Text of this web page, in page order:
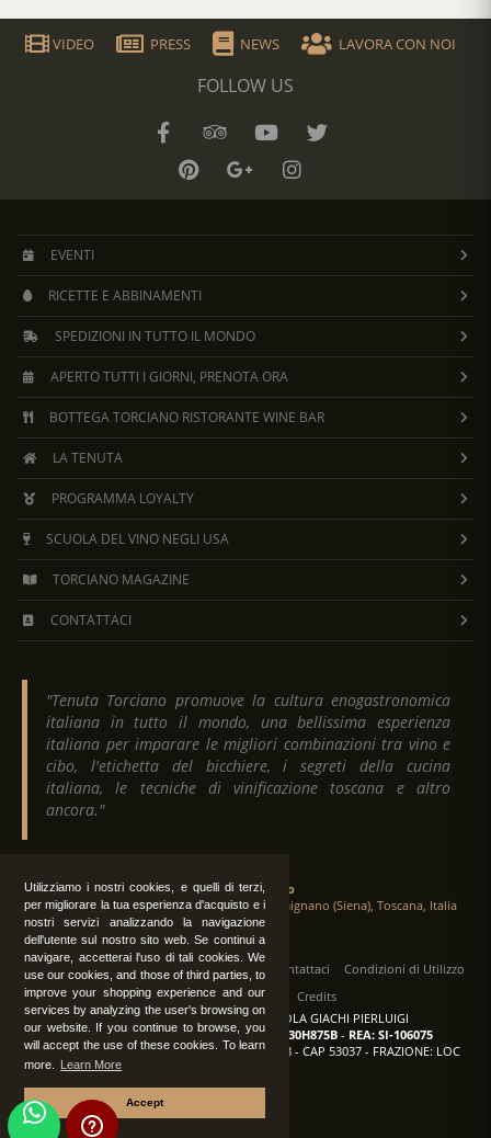
Utilizziamo i nostri cookies, e quelli di terzi,
per migliorare la tua esperienza d'acquisto e i
nostri servizi analizzando la navigazione
dell'utente sul nostro sito web. Se continui a
navigare, accetterai l'uso di tali cookies. We
use our cookies, and those of third parties, to
improve your shopping experience and our
services by analyzing the user's browsing on
our website. If you continue to browse, you
will accept the use of these cookies. To learn
more.
Learn More
Accept
VIDEO PRESS NEWS LAVORA CON NOI
FOLLOW US
EVENTI
RICETTE E ABBINAMENTI
SPEDIZIONI IN TUTTO IL MONDO
APERTO TUTTI I GIORNI, PRENOTA ORA
BOTTEGA TORCIANO RISTORANTE WINE BAR
LA TENUTA
PROGRAMMA LOYALTY
SCUOLA DEL VINO NEGLI USA
TORCIANO MAGAZINE
CONTATTACI
"Tenuta Torciano promuove la cultura enogastronomica
italiana in tutto il mondo, una bellissima esperienza
italiana per imparare le migliori combinazioni tra vino e
cibo, l'etichetta del bicchiere, i segreti della cucina
italiana, le tecniche di vinificazione toscana e altro
ancora."
Tenuta Torciano
Via Crocetta 16, Loc. Ulignano 53037 San Gimignano (Siena), Toscana, Italia
Tutti i diritti sono riservati | Operatori Contattaci
Condizioni di Utilizzo
Privacy
Albo Fornitori
Credits
TENUTA TORCIANO AZIENDA AGRICOLA GIACHI PIERLUIGI
P.IVA: IT00375840527 -C.F.: GCHPLG62C30H875B- REA: SI-106075
Sede: SAN GIMIGNANO (SI) - VIA CROCETTA 18 - CAP 53037 - FRAZIONE: LOC